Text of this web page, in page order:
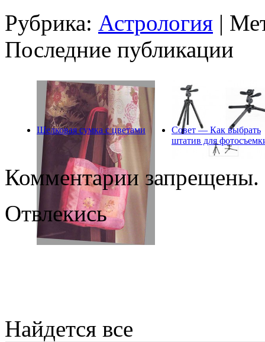
Рубрика: Астрология |
Последние публикации
Шелковая сумка с цветами
Совет — Как выбрать
штатив для
Комментарии запрещены.
Отвлекись
Найдется все